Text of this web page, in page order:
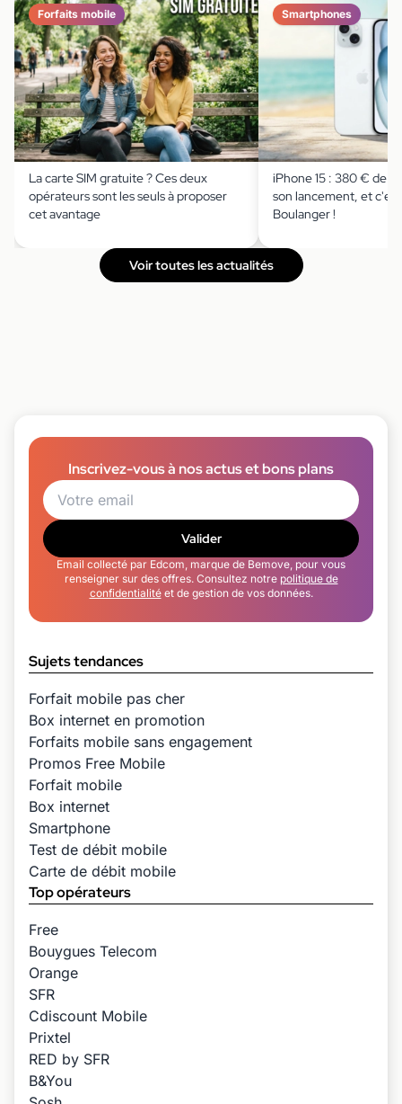
Forfaits mobile
La carte SIM gratuite ? Ces deux
opérateurs sont les seuls à proposer
cet avantage
Smartphones
iPhone 15 : 380 € de
son lancement, et
Boulanger !
Voir toutes les actualités
Inscrivez-vous à nos actus et bons plans
Valider
Email collecté par Edcom, marque de Bemove, pour vous
renseigner sur des offres. Consultez notre politique de
confidentialitéet de gestion de vos données.
Sujets tendances
Forfait mobile pas cher
Box internet en promotion
Forfaits mobile sans engagement
Promos Free Mobile
Forfait mobile
Box internet
Smartphone
Test de débit mobile
Carte de débit mobile
Top opérateurs
Free
Bouygues Telecom
Orange
SFR
Cdiscount Mobile
Prixtel
RED by SFR
B&You